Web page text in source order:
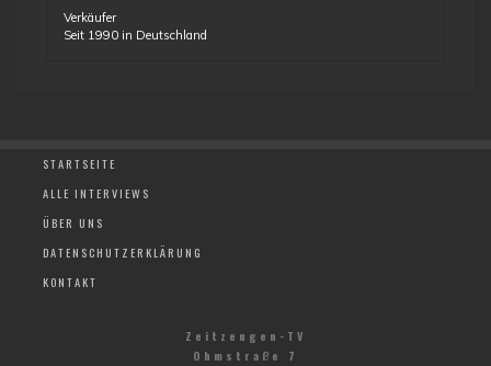
Verkäufer
Seit 1990 in Deutschland
STARTSEITE
ALLE INTERVIEWS
ÜBER UNS
DATENSCHUTZERKLÄRUNG
KONTAKT
Zeitzeugen-TV
Ohmstraße 7